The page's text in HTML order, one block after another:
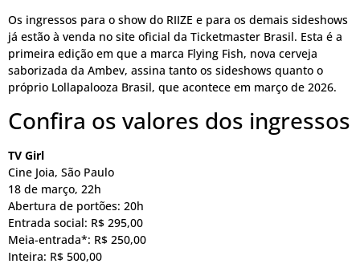
Os ingressos para o show do RIIZE e para os demais sideshows
já estão à venda no site oficial da Ticketmaster Brasil. Esta é a
primeira edição em que a marca Flying Fish, nova cerveja
saborizada da Ambev, assina tanto os sideshows quanto o
próprio Lollapalooza Brasil, que acontece em março de 2026.
Confira os valores dos ingressos
TV Girl
Cine Joia, São Paulo
18 de março, 22h
Abertura de portões: 20h
Entrada social: R$ 295,00
Meia-entrada*: R$ 250,00
Inteira: R$ 500,00